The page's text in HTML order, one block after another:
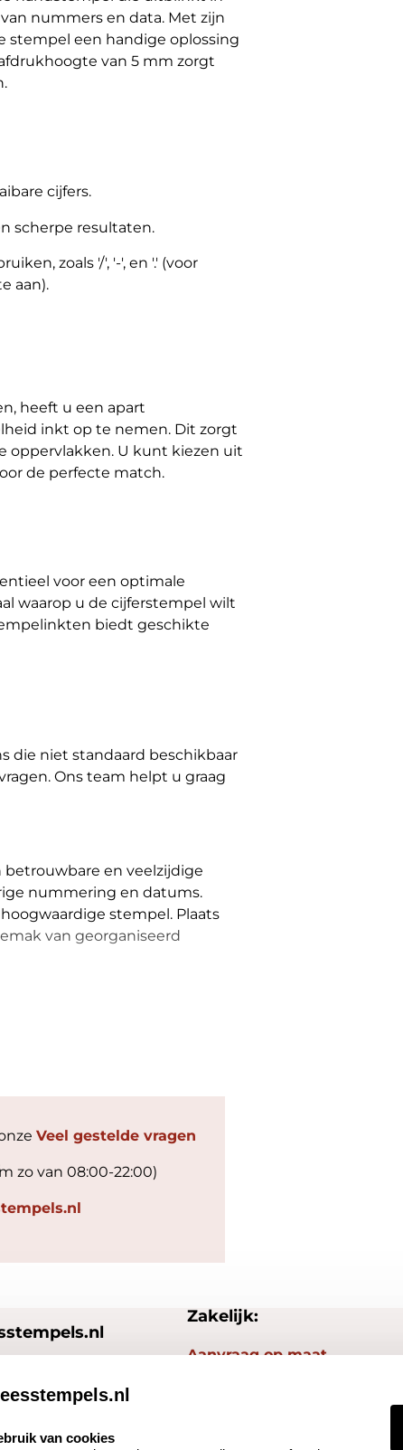
nummers en data. Met zijn
stempel een handige oplossing
van 5 mm zorgt
cijfers.
scherpe resultaten.
zoals '/', '-', en '.' (voor
aan).
heeft u een apart
inkt op te nemen. Dit zorgt
oppervlakken. U kunt kiezen uit
de perfecte match.
voor een optimale
waarop u de cijferstempel wilt
biedt geschikte
die niet standaard beschikbaar
Ons team helpt u graag
betrouwbare en veelzijdige
nummering en datums.
stempel. Plaats
van georganiseerd
Veel gestelde vragen
zo van 08:00-22:00)
Zakelijk:
Aanvraag op maat
van cookies